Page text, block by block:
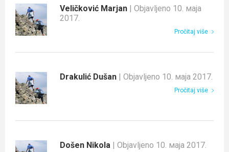
Veličković Marjan | Objavljeno 10. маја
2017.
Pročitaj više
Drakulić Dušan | Objavljeno 10. маја 2017.
Pročitaj više
Došen Nikola | Objavljeno 10. маја 2017.